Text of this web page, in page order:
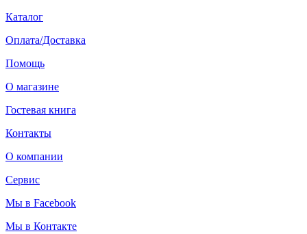
Каталог
Оплата/Доставка
Помощь
О магазине
Гостевая книга
Контакты
О компании
Сервис
Мы в Facebook
Мы в Контакте